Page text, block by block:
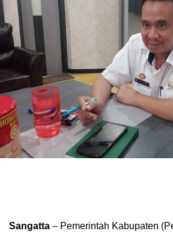
Sangatta – Pemerintah Kabupaten